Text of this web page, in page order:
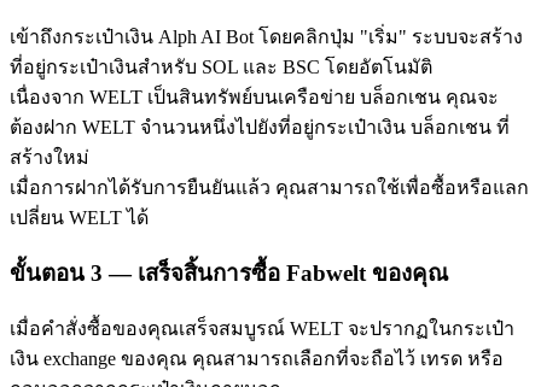
พันธมิตร Bitrue
เข้าถึงกระเป๋าเงิน Alph AI Bot โดยคลิกปุ่ม "เริ่ม" ระบบจะสร้าง
ที่อยู่กระเป๋าเงินสำหรับ SOL และ BSC โดยอัตโนมัติ
เนื่องจาก WELT เป็นสินทรัพย์บนเครือข่าย บล็อกเชน คุณจะ
ต้องฝาก WELT จำนวนหนึ่งไปยังที่อยู่กระเป๋าเงิน บล็อกเชน ที่
สร้างใหม่
เมื่อการฝากได้รับการยืนยันแล้ว คุณสามารถใช้เพื่อซื้อหรือแลก
เปลี่ยน WELT ได้
ขั้นตอน 3 — เสร็จสิ้นการซื้อ Fabwelt ของคุณ
เมื่อคำสั่งซื้อของคุณเสร็จสมบูรณ์ WELT จะปรากฏในกระเป๋า
เงิน exchange ของคุณ คุณสามารถเลือกที่จะถือไว้ เทรด หรือ